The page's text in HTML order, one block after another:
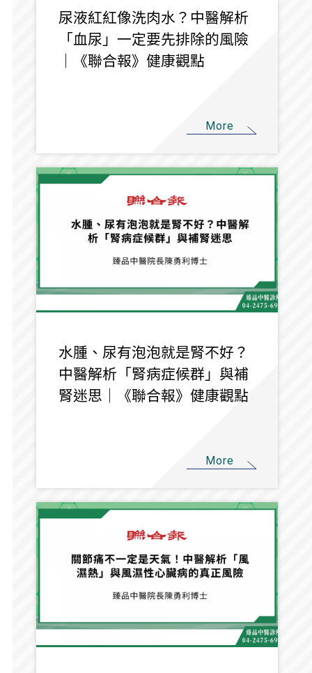
尿液紅紅像洗肉水？中醫解析
「血尿」一定要先排除的風險
｜《聯合報》健康觀點
More
水腫、尿有泡泡就是腎不好？
中醫解析「腎病症候群」與補
腎迷思｜《聯合報》健康觀點
More